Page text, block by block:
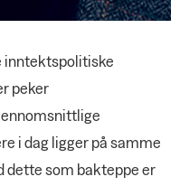
inntektspolitiske
peker
i dag ligger på samme
dette som bakteppe er